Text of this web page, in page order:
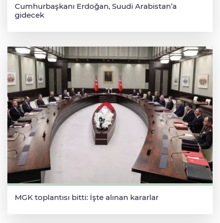
Cumhurbaşkanı Erdoğan, Suudi Arabistan’a
gidecek
MGK toplantısı bitti: İşte alınan kararlar